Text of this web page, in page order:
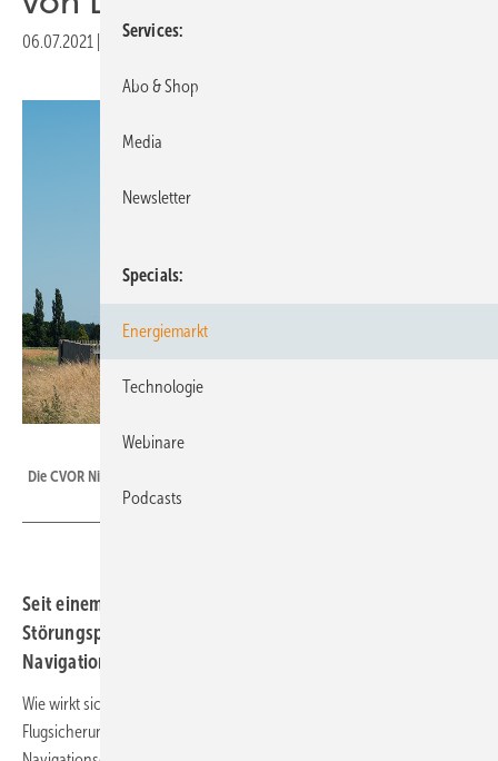
06.07.2021 Druckvorschau
Die CVOR Nienburg
Seit einem Jahr gilt die neue Berechnungsmethode für
Störungspotenzial von Windenergieanlagen auf
Navigationseinrichtungen. Was hat sich getan?
Wie wirkt sich die
Flugsicherung (DFS) seit einem Jahr das Störungspotenzial auf ihre
Services
Abo & Shop
Media
Newsletter
Specials
Energiemarkt
Technologie
Webinare
Podcasts